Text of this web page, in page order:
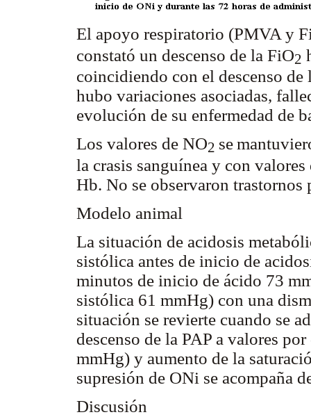
El apoyo respiratorio (PMVA y
constató un descenso de la FiO2
coincidiendo con el descenso
hubo variaciones asociadas,
evolución de su enfermedad de
Los valores de NO2 se
la crasis sanguínea y con
Hb. No se observaron
Modelo animal
La situación de acidosis
sistólica antes de inicio de
minutos de inicio de ácido 73
sistólica 61 mmHg) con una
situación se revierte cuando se
descenso de la PAP a valores
mmHg) y aumento de la
supresión de ONi se acompaña
Discusión